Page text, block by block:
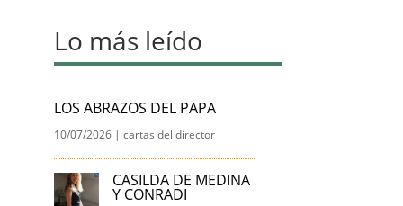
Lo más leído
LOS ABRAZOS DEL PAPA
10/07/2026 |cartas del director
CASILDA DE MEDINA
Y CONRADI